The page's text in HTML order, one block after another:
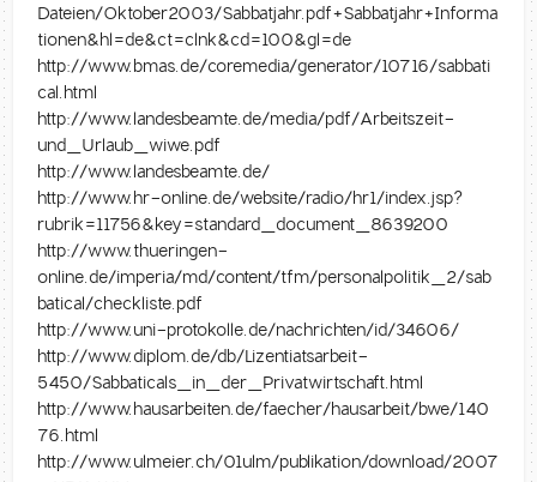
Dateien/Oktober2003/Sabbatjahr.pdf+Sabbatjahr+Informa
tionen&hl=de&ct=clnk&cd=100&gl=de
http://www.bmas.de/coremedia/generator/10716/sabbati
cal.html
http://www.landesbeamte.de/media/pdf/Arbeitszeit-
und_Urlaub_wiwe.pdf
http://www.landesbeamte.de/
http://www.hr-online.de/website/radio/hr1/index.jsp?
rubrik=11756&key=standard_document_8639200
http://www.thueringen-
online.de/imperia/md/content/tfm/personalpolitik_2/sab
batical/checkliste.pdf
http://www.uni-protokolle.de/nachrichten/id/34606/
http://www.diplom.de/db/Lizentiatsarbeit-
5450/Sabbaticals_in_der_Privatwirtschaft.html
http://www.hausarbeiten.de/faecher/hausarbeit/bwe/140
76.html
http://www.ulmeier.ch/01ulm/publikation/download/2007